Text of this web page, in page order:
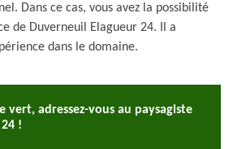
Dans ce cas, vous avez la possibilité
de Duverneuil Elagueur 24. Il a
dans le domaine.
vert, adressez-vous au paysagiste
!